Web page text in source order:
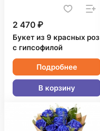
2 470 ₽
Букет из 9 красных роз
с гипсофилой
Подробнее
В корзину